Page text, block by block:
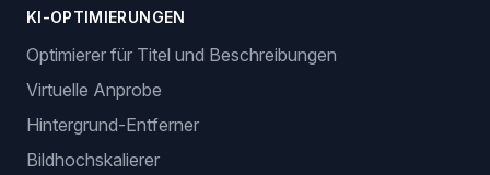
KI-OPTIMIERUNGEN
Optimierer für Titel und Beschreibungen
Virtuelle Anprobe
Hintergrund-Entferner
Bildhochskalierer